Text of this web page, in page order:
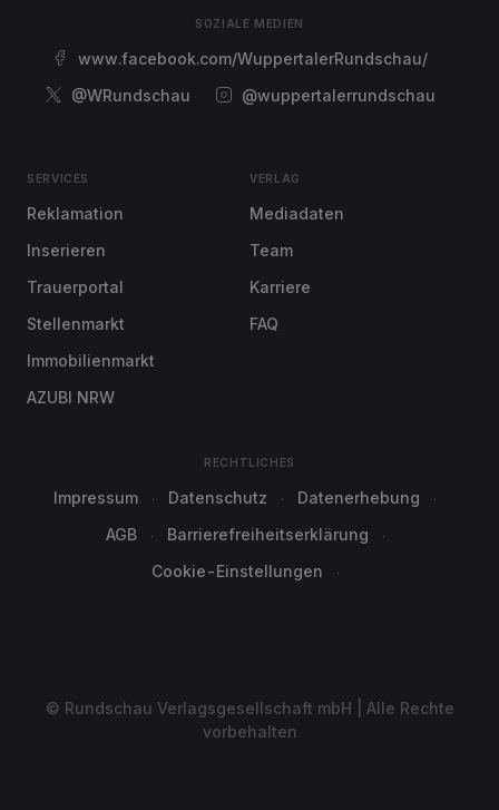
SOZIALE MEDIEN
www.facebook.com/WuppertalerRundschau/
@WRundschau
@wuppertalerrundschau
SERVICES
Reklamation
Inserieren
Trauerportal
Stellenmarkt
Immobilienmarkt
AZUBI NRW
VERLAG
Mediadaten
Team
Karriere
FAQ
RECHTLICHES
Impressum Datenschutz
Datenerhebung
AGB
Barrierefreiheitserklärung
Cookie-Einstellungen
© Rundschau Verlagsgesellschaft mbH | Alle Rechte
vorbehalten